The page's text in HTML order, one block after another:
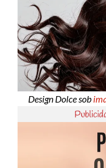
Design Dolce sob